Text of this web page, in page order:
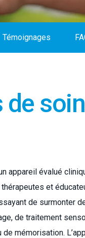
Témoignages
appareil évalué
et
de surmonter
de traitement
de mémorisation.